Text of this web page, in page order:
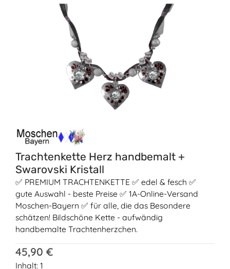
Bildergalerie überspringen
Trachtenkette Herz handbemalt +
Swarovski Kristall
✅ PREMIUM TRACHTENKETTE ✅ edel & fesch ✅
gute Auswahl - beste Preise ✅ 1A-Online-Versand
Moschen-Bayern ✅ für alle, die das Besondere
schätzen! Bildschöne Kette - aufwändig
handbemalte Trachtenherzchen.
Regulärer Preis:
45,90 €
Inhalt: 1